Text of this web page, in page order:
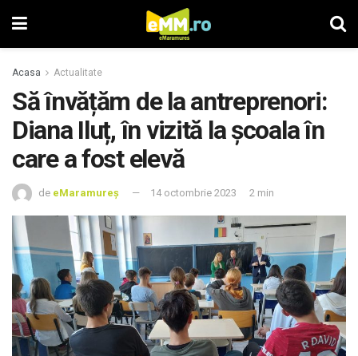
Acasa Actualitate
Să învățăm de la antreprenori:
Diana Iluț, în vizită la școala în
care a fost elevă
de eMaramureș 14 octombrie 2023 2 min